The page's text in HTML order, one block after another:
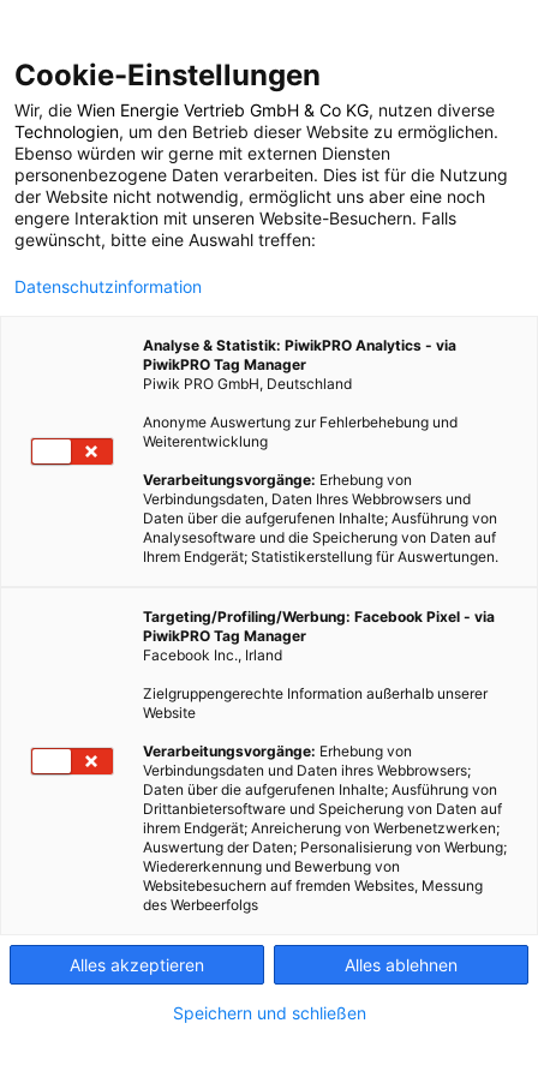
POSTS BY TAG
Window Woman
1 BEITRAG
Cookie-Einstellungen
Wir, die Wien Energie Vertrieb GmbH & Co KG, nutzen diverse
Technologien, um den Betrieb dieser Website zu ermöglichen.
Ebenso würden wir gerne mit externen Diensten
personenbezogene Daten verarbeiten. Dies ist für die Nutzung
der Website nicht notwendig, ermöglicht uns aber eine noch
engere Interaktion mit unseren Website-Besuchern. Falls
gewünscht, bitte eine Auswahl treffen:
Datenschutzinformation
Analyse & Statistik: PiwikPRO Analytics - via
PiwikPRO Tag Manager
Piwik PRO GmbH, Deutschland
Anonyme Auswertung zur Fehlerbehebung und
Weiterentwicklung
Verarbeitungsvorgänge: Erhebung von
Verbindungsdaten, Daten Ihres Webbrowsers und
Daten über die aufgerufenen Inhalte; Ausführung von
Analysesoftware und die Speicherung von Daten auf
Ihrem Endgerät; Statistikerstellung für Auswertungen.
Targeting/Profiling/Werbung: Facebook Pixel - via
PiwikPRO Tag Manager
Facebook Inc., Irland
Zielgruppengerechte Information außerhalb unserer
Website
Verarbeitungsvorgänge: Erhebung von
Verbindungsdaten und Daten ihres Webbrowsers;
Daten über die aufgerufenen Inhalte; Ausführung von
Drittanbietersoftware und Speicherung von Daten auf
ihrem Endgerät; Anreicherung von Werbenetzwerken;
Auswertung der Daten; Personalisierung von Werbung;
Wiedererkennung und Bewerbung von
Websitebesuchern auf fremden Websites, Messung
des Werbeerfolgs
Alles akzeptieren Alles ablehnen
Speichern und schließen